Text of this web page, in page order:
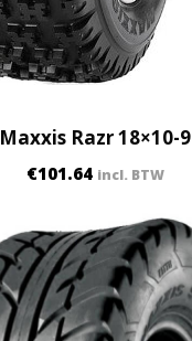
Maxxis Razr 18×10-9
€101.64 incl. BTW